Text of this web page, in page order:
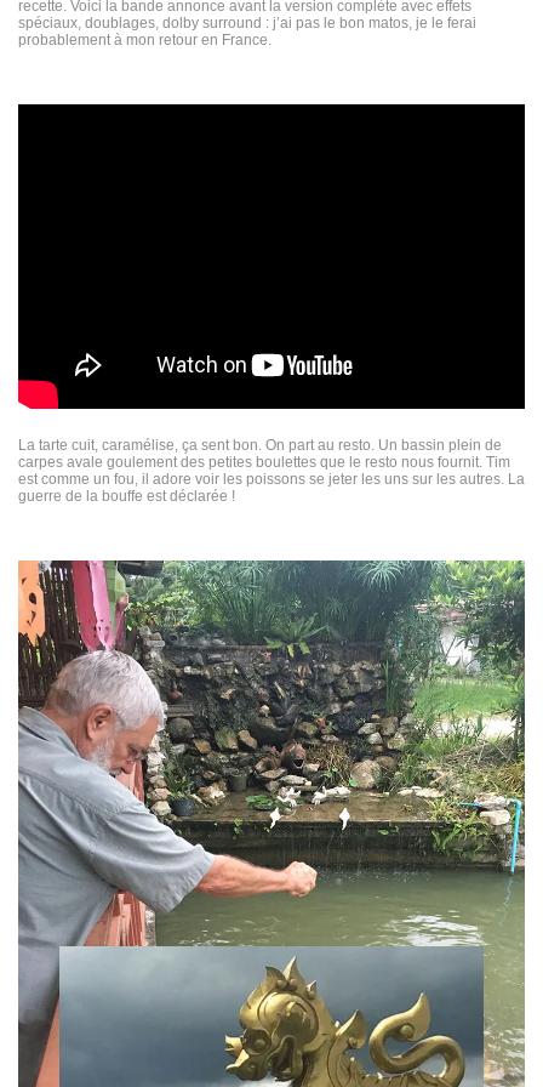
recette. Voici la bande annonce avant la version complète avec effets
spéciaux, doublages, dolby surround : j’ai pas le bon matos, je le ferai
probablement à mon retour en France.
La tarte cuit, caramélise, ça sent bon. On part au resto. Un bassin plein de
carpes avale goulement des petites boulettes que le resto nous fournit. Tim
est comme un fou, il adore voir les poissons se jeter les uns sur les autres. La
guerre de la bouffe est déclarée !